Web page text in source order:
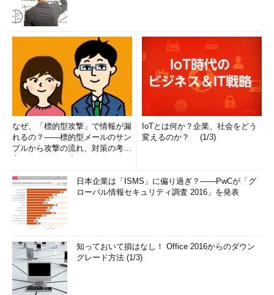
なぜ、「標的型攻撃」で情報が漏
れるの？――標的型メールのサン
プルから攻撃の流れ、対策の考え
IoTとは何か？企業、社会をどう
変えるのか？ (1/3)
日本企業は「ISMS」に偏り過ぎ？――PwCが「グ
ローバル情報セキュリティ調査 2016」を発表
知っておいて損はなし！ Office 2016からのダウン
グレード方法 (1/3)